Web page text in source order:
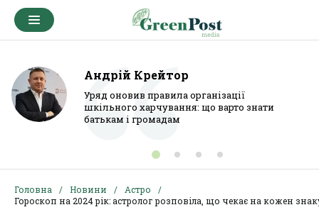
Андрій Крейтор
Уряд оновив правила організації
шкільного харчування: що варто знати
батькам і громадам
Головна Новини
Астро
Гороскоп на 2024 рік: астролог розповіла, що чекає на кожен